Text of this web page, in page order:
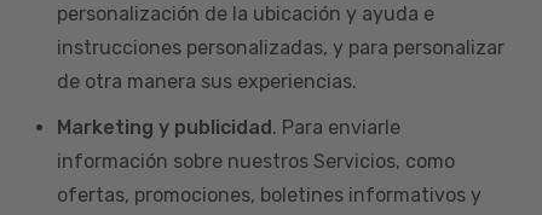
personalización de la ubicación y ayuda e
instrucciones personalizadas, y para personalizar
de otra manera sus experiencias.
Marketing y publicidad. Para enviarle
información sobre nuestros Servicios, como
ofertas, promociones, boletines informativos y